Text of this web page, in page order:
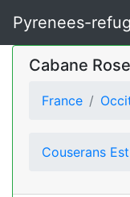
Pyrenees-
Cabane Rose
France
Couserans Est